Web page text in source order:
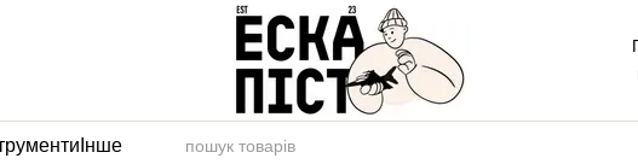
Інше